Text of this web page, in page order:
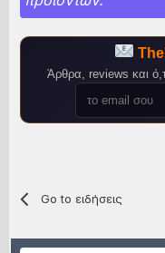
Άρθρα, reviews και
Go to ειδήσεις